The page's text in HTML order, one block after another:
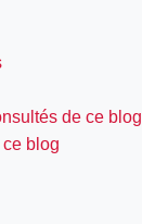
de ce blog
blog